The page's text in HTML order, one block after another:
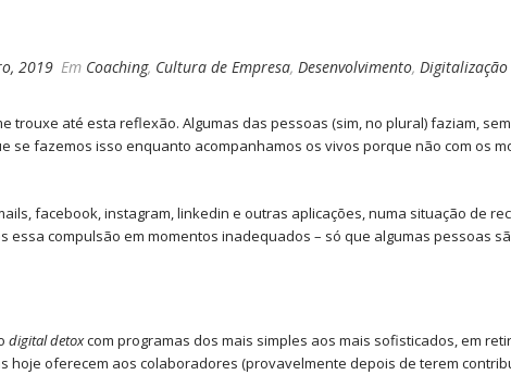
2019 Em Coaching, Cultura de Empresa, Desenvolvimento, Digitalização
trouxe até esta reflexão. Algumas das pessoas (sim, no plural) faziam,
se fazemos isso enquanto acompanhamos os vivos porque não com os
facebook, instagram, linkedin e outras aplicações, numa situação de
compulsão em momentos inadequados – só que algumas pessoas
digital detoxcom programas dos mais simples aos mais sofisticados, em
hoje oferecem aos colaboradores (provavelmente depois de terem